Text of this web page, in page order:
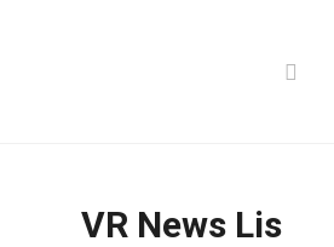
VR News Lis